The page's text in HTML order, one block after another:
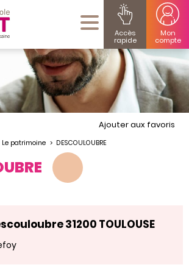
Accès
rapide
Mon
compte
Le patrimoine DESCOULOUBRE
Ajouter aux favoris
31200 TOULOUSE